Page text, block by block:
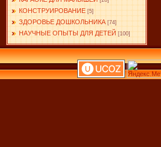
КОНСТРУИРОВАНИЕ [5]
ЗДОРОВЬЕ ДОШКОЛЬНИКА [74]
НАУЧНЫЕ ОПЫТЫ ДЛЯ ДЕТЕЙ [100]